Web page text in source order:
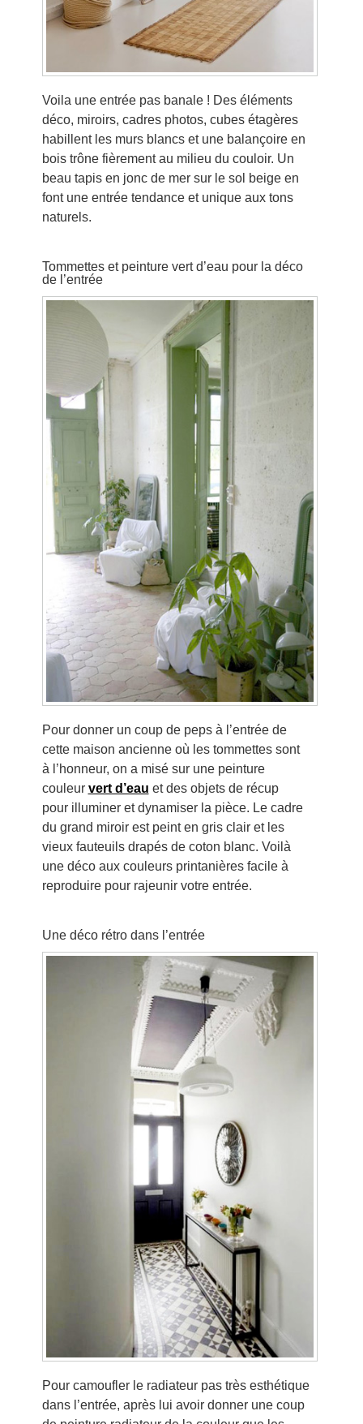
Voila une entrée pas banale ! Des éléments
déco, miroirs, cadres photos, cubes étagères
habillent les murs blancs et une balançoire en
bois trône fièrement au milieu du couloir. Un
beau tapis en jonc de mer sur le sol beige en
font une entrée tendance et unique aux tons
naturels.
Tommettes et peinture vert d’eau pour la déco
de l’entrée
Pour donner un coup de peps à l’entrée de
cette maison ancienne où les tommettes sont
à l’honneur, on a misé sur une peinture
couleur vert d’eau et des objets de récup
pour illuminer et dynamiser la pièce. Le cadre
du grand miroir est peint en gris clair et les
vieux fauteuils drapés de coton blanc. Voilà
une déco aux couleurs printanières facile à
reproduire pour rajeunir votre entrée.
Une déco rétro dans l’entrée
Pour camoufler le radiateur pas très esthétique
dans l’entrée, après lui avoir donner une coup